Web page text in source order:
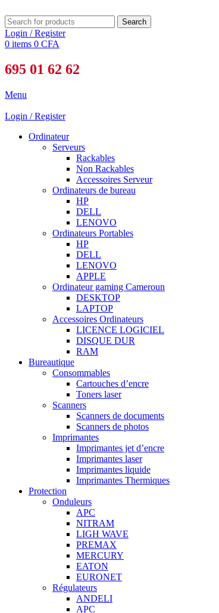
Search
Login / Register
0 items 0 CFA
695 01 62 62
Menu
Login / Register
Ordinateur
Serveurs
Rackables
Non Rackables
Accessoires Serveur
Ordinateurs de bureau
HP
DELL
LENOVO
Ordinateurs Portables
HP
DELL
LENOVO
APPLE
Ordinateur gaming Cameroun
DESKTOP
LAPTOP
Accessoires Ordinateurs
LICENCE LOGICIEL
DISQUE DUR
RAM
Bureautique
Consommables
Cartouches d’encre
Toners laser
Scanners
Scanners de documents
Scanners de photos
Imprimantes
Imprimantes jet d’encre
Imprimantes laser
Imprimantes liquide
Imprimantes Thermiques
Protection
Onduleurs
APC
NITRAM
LIGH WAVE
PREMAX
MERCURY
EATON
EURONET
Régulateurs
ANDELI
APC